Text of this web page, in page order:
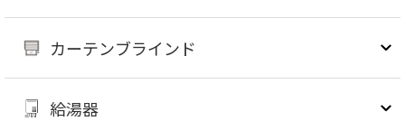
カーテンブラインド
給湯器